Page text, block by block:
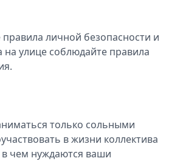
личной безопасности и
на улице соблюдайте правила
только сольными
в жизни коллектива
в чем нуждаются ваши